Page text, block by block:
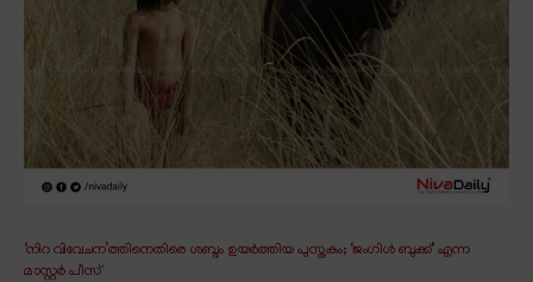
‘നിറ വിവേചന’ത്തിനെതിരെ ശബ്ദം ഉയർത്തിയ പുസ്തകം; ‘ജംഗിൾ ബുക്ക്’ എന്ന
മാസ്റ്റർ പീസ്